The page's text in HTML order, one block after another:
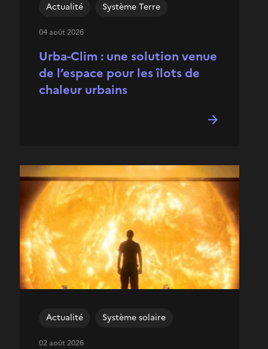
Urba-Clim : une solution venue
de l’espace pour les îlots de
chaleur urbains
Actualité Système Terre
04 août 2026
Actualité Système solaire
02 août 2026